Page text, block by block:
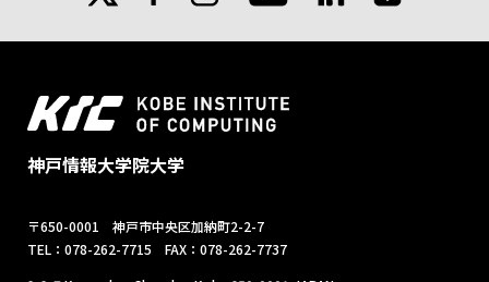
youtube
神戸情報大学院大学
〒650-0001 神戸市中央区加納町2-2-7
TEL：078-262-7715 FAX：078-262-7737